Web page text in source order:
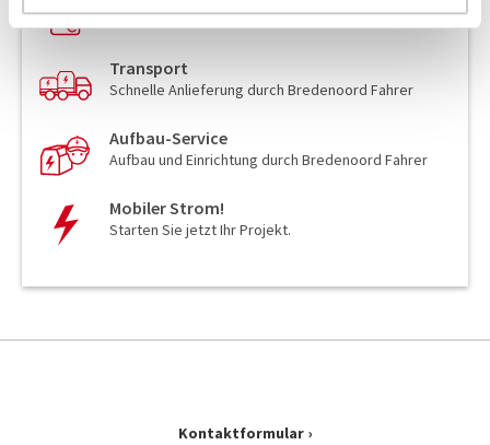
Sie erhalten ein detalliertes Angebot
Transport
Schnelle Anlieferung durch Bredenoord Fahrer
Aufbau-Service
Aufbau und Einrichtung durch Bredenoord Fahrer
Mobiler Strom!
Starten Sie jetzt Ihr Projekt.
Kontaktformular